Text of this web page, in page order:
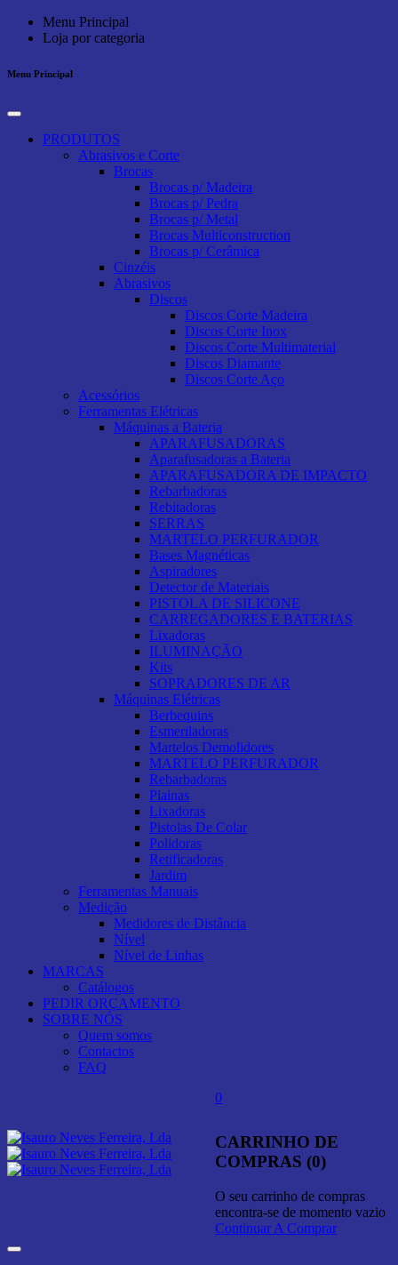
Menu Principal
Loja por categoria
Menu Principal
PRODUTOS
Abrasivos e Corte
Brocas
Brocas p/ Madeira
Brocas p/ Pedra
Brocas p/ Metal
Brocas Multiconstruction
Brocas p/ Cerâmica
Cinzéis
Abrasivos
Discos
Discos Corte Madeira
Discos Corte Inox
Discos Corte Multimaterial
Discos Diamante
Discos Corte Aço
Acessórios
Ferramentas Elétricas
Máquinas a Bateria
APARAFUSADORAS
Aparafusadoras a Bateria
APARAFUSADORA DE IMPACTO
Rebarbadoras
Rebitadoras
SERRAS
MARTELO PERFURADOR
Bases Magnéticas
Aspiradores
Detector de Materiais
PISTOLA DE SILICONE
CARREGADORES E BATERIAS
Lixadoras
ILUMINAÇÃO
Kits
SOPRADORES DE AR
Máquinas Elétricas
Berbequins
Esmeriladoras
Martelos Demolidores
MARTELO PERFURADOR
Rebarbadoras
Plainas
Lixadoras
Pistolas De Colar
Polidoras
Retificadoras
Jardim
Ferramentas Manuais
Medição
Medidores de Distância
Nível
Nível de Linhas
MARCAS
Catálogos
PEDIR ORÇAMENTO
SOBRE NÓS
Quem somos
Contactos
FAQ
0
CARRINHO DE
COMPRAS (0)
O seu carrinho de compras
encontra-se de momento vazio
Continuar A Comprar